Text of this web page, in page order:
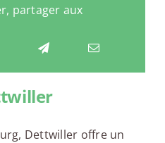
partager aux
Dettwiller offre un